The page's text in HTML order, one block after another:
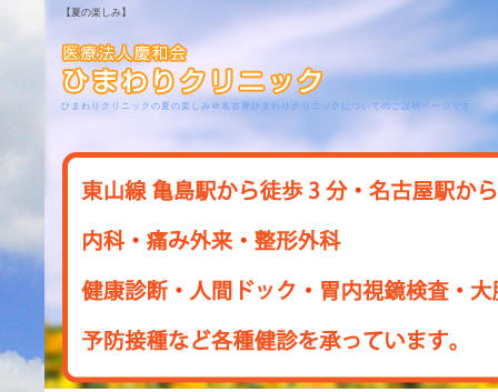
【夏の楽しみ】
ひまわりクリニックの夏の楽しみ＠名古屋ひまわりクリニックについてのご説明ページです